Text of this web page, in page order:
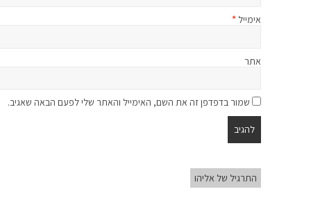
אימייל *
אתר
שמור בדפדפן זה את השם, האימייל והאתר שלי לפעם הבאה שאגיב.
התרגיל של אליהו